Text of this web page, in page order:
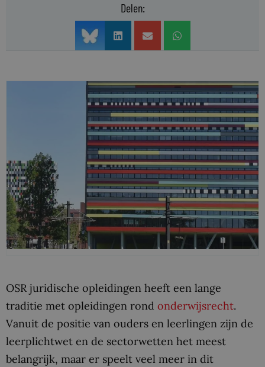
Delen:
OSR juridische opleidingen heeft een lange
traditie met opleidingen rond onderwijsrecht.
Vanuit de positie van ouders en leerlingen zijn de
leerplichtwet en de sectorwetten het meest
belangrijk, maar er speelt veel meer in dit